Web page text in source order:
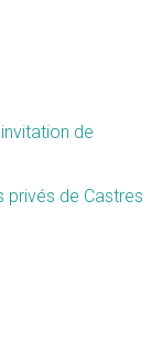
de
privés de Castres